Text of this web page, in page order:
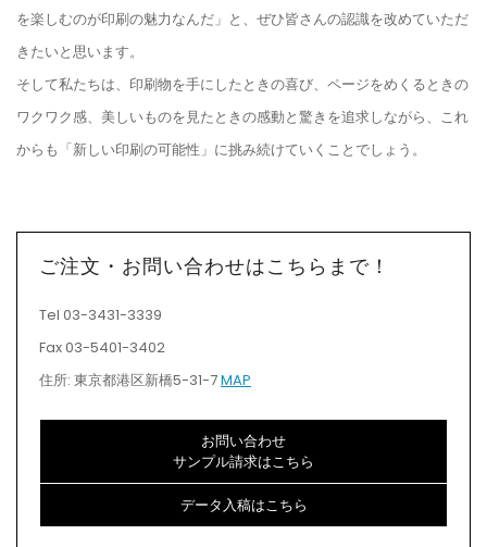
を楽しむのが印刷の魅力なんだ」と、ぜひ皆さんの認識を改めていただ
きたいと思います。
そして私たちは、印刷物を手にしたときの喜び、ページをめくるときの
ワクワク感、美しいものを見たときの感動と驚きを追求しながら、これ
からも「新しい印刷の可能性」に挑み続けていくことでしょう。
ご注文・お問い合わせはこちらまで！
Tel 03-3431-3339
Fax 03-5401-3402
住所: 東京都港区新橋5-31-7MAP
お問い合わせ
サンプル請求はこちら
データ入稿はこちら